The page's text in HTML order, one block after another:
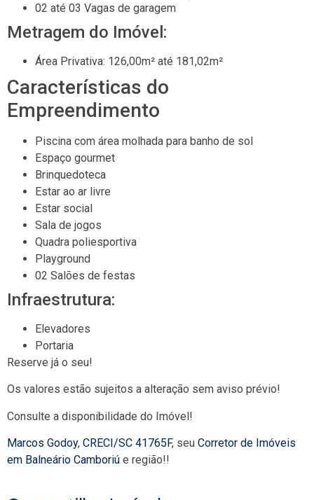
02 até 03 Vagas de garagem
Metragem do Imóvel:
Área Privativa: 126,00m² até 181,02m²
Características do
Empreendimento
Piscina com área molhada para banho de sol
Espaço gourmet
Brinquedoteca
Estar ao ar livre
Estar social
Sala de jogos
Quadra poliesportiva
Playground
02 Salões de festas
Infraestrutura:
Elevadores
Portaria
Reserve já o seu!
Os valores estão sujeitos a alteração sem aviso prévio!
Consulte a disponibilidade do Imóvel!
Marcos Godoy, CRECI/SC 41765F, seu Corretor de Imóveis
em Balneário Camboriú e região!!